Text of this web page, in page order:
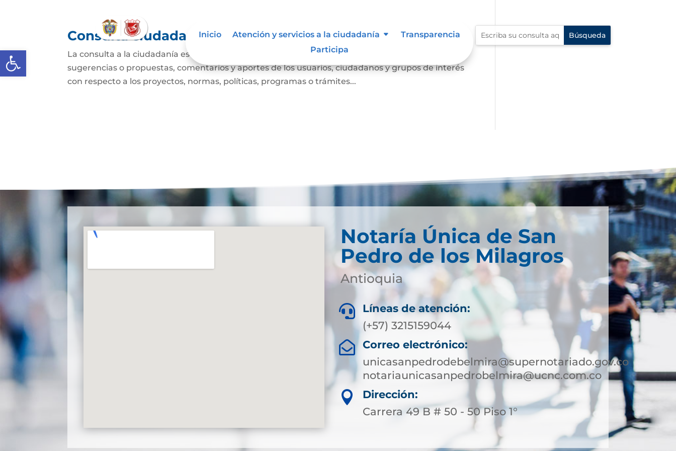
Abrir barra de herramientas
Inicio Atención y servicios a la ciudadanía
Transparencia
Participa
Consulta ciudadana
La consulta a la ciudadanía es un mecanismo de participación que busca conocer las opiniones,
sugerencias o propuestas, comentarios y aportes de los usuarios, ciudadanos y grupos de interés
con respecto a los proyectos, normas, políticas, programas o trámites...
Notaría Única de San
Pedro de los Milagros
Antioquia

Líneas de atención:
(+57) 3215159044

Correo electrónico:
unicasanpedrodebelmira@supernotariado.gov.co
notariaunicasanpedrobelmira@ucnc.com.co

Dirección:
Carrera 49 B # 50 - 50 Piso 1°